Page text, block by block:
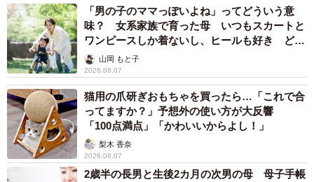
「男の子のママっぽいよね」ってどういう意
味？ 女系家族で育った母 いつもスカートと
ワンピースしか着ないし、ヒールも好き どの
へんが…
山岡 もと子
2026.08.07
猫用の爪研ぎおもちゃを買ったら…「これで合
ってますか？」予想外の使い方が大反響
「100点満点」「かわいいからよし！」
梨木 香奈
2026.08.07
2歳半の長男と生後2カ月の次男の母 母子手帳